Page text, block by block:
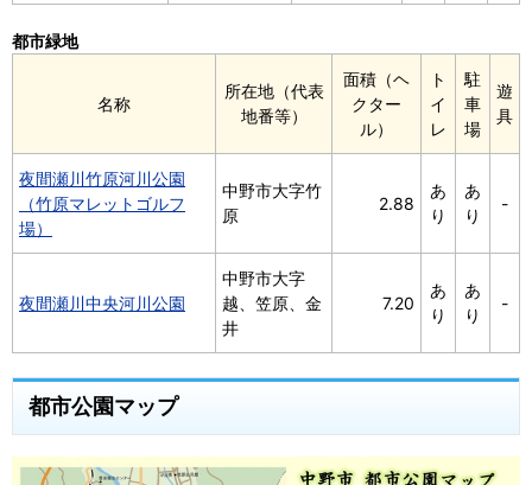
都市緑地
名称
所在地（代表
地番等）
面積（ヘ
クター
ル）
ト
イ
レ
駐
車
場
遊
具
夜間瀬川竹原河川公園
（竹原マレットゴルフ
場）
中野市大字竹
原
2.88
あ
り
あ
り
-
夜間瀬川中央河川公園
中野市大字
越、笠原、金
井
7.20
あ
り
あ
り
-
都市公園マップ